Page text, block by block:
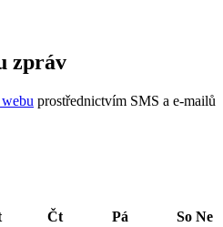
zpráv
prostřednictvím SMS a e-mailů
Čt Pá So Ne